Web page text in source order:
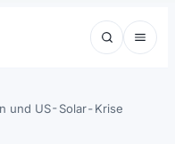
und US-Solar-Krise